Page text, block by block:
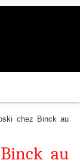
chez Binck au
au